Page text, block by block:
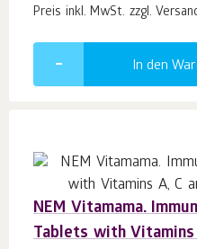
Preis inkl. MwSt. zzgl.
In den
NEM Vitamama.
Tablets with Vitamins